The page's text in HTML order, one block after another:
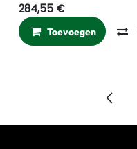
284,55 €
Toevoegen